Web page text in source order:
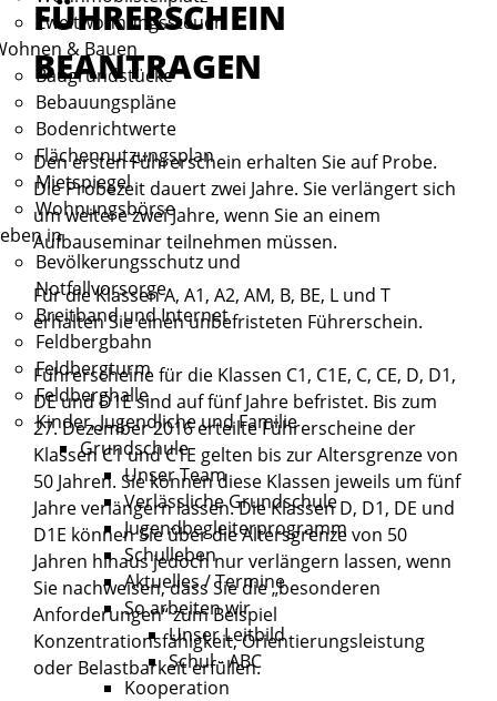
Zweitwohnungssteuer
& Bauen
Baugrundstücke
Bebauungspläne
Bodenrichtwerte
Flächennutzungsplan
Mietspiegel
Wohnungsbörse
in
Bevölkerungsschutz und
Notfallvorsorge
Breitband und Internet
Feldbergbahn
Feldbergturm
Feldberghalle
Kinder, Jugendliche und Familie
Grundschule
Unser Team
Verlässliche Grundschule
Jugendbegleiterprogramm
Schulleben
Aktuelles / Termine
So arbeiten wir
Unser Leitbild
Schul - ABC
Kooperation
FÜHRERSCHEIN
BEANTRAGEN
Den ersten Führerschein erhalten Sie auf Probe.
Die Probezeit dauert zwei Jahre. Sie verlängert sich
um weitere zwei Jahre, wenn Sie an einem
Aufbauseminar teilnehmen müssen.
Für die Klassen A, A1, A2, AM, B, BE, L und T
erhalten Sie einen unbefristeten Führerschein.
Führerscheine für die Klassen C1, C1E, C, CE, D, D1,
DE und D1E sind auf fünf Jahre befristet. Bis zum
27. Dezember 2016 erteilte Führerscheine der
Klassen C1 und C1E gelten bis zur Altersgrenze von
50 Jahren. Sie können diese Klassen jeweils um fünf
Jahre verlängern lassen.Die Klassen D, D1, DE und
D1E können Sie über die Altersgrenze von 50
Jahren hinaus jedoch nur verlängern lassen, wenn
Sie nachweisen, dass Sie die „besonderen
Anforderungen“ zum Beispiel
Konzentrationsfähigkeit, Orientierungsleistung
oder Belastbarkeit erfüllen.